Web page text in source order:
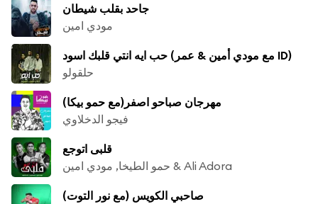
جاحد بقلب شيطان
مودي امين
حب ايه انتي قلبك اسود (مع مودي أمين & عمر ID)
حلقولو
مهرجان صباحو اصفر(مع حمو بيكا)
فيجو الدخلاوي
قلبى اتوجع
حمو الطيخا, مودي امين & Ali Adora
صاحبي الكويس (مع نور التوت)